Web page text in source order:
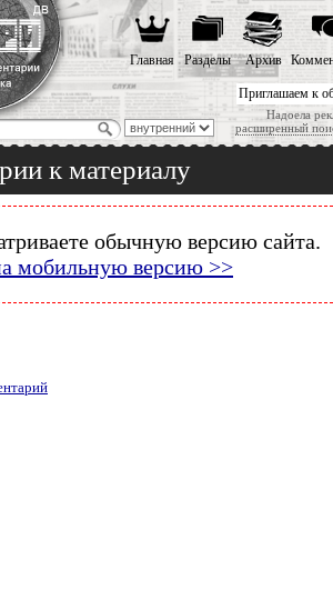
Приглашаем к
Надоела
расширенный
Главная Разделы Архив
к материалу
обычную версию сайта.
мобильную версию >>